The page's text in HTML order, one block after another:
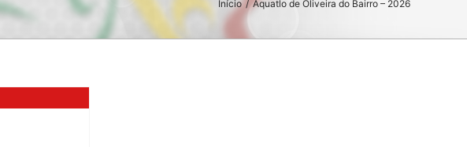
Início / Aquatlo de Oliveira do Bairro – 2026